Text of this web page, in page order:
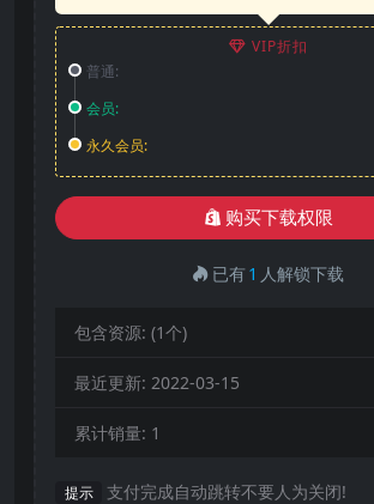
VIP折扣
普通:
会员:
永久会员:
购买下载权限
已有1 人解锁下载
包含资源: (1个)
最近更新: 2022-03-15
累计销量: 1
提示 支付完成自动跳转不要人为关闭!